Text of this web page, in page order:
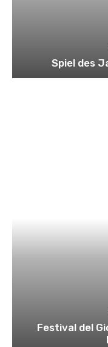
Spiel des
Festival del